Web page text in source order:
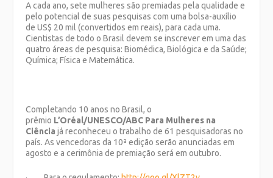
A cada ano, sete mulheres são premiadas pela qualidade e
pelo potencial de suas pesquisas com uma bolsa-auxílio
de US$ 20 mil (convertidos em reais), para cada uma.
Cientistas de todo o Brasil devem se inscrever em uma das
quatro áreas de pesquisa: Biomédica, Biológica e da Saúde;
Química; Física e Matemática.
Completando 10 anos no Brasil, o
prêmio L’Oréal/UNESCO/ABC Para Mulheres na
Ciência já reconheceu o trabalho de 61 pesquisadoras no
país. As vencedoras da 10ª edição serão anunciadas em
agosto e a cerimônia de premiação será em outubro.